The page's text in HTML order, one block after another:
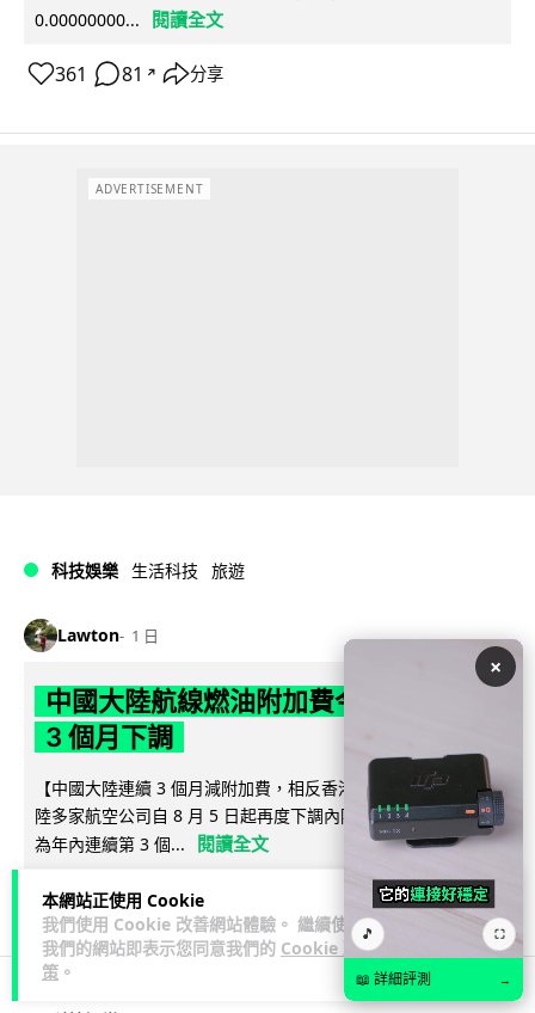
本網站正使用 Cookie
我們使用 Cookie 改善網站體驗。 繼續使用
我們的網站即表示您同意我們的 Cookie 政
策 。
0.00000000...
閱讀全文
361 81 ↗ 分享
ADVERTISEMENT
科技娛樂 生活科技 旅遊
Lawton 1 日
中國大陸航線燃油附加費今日再降 連續
3 個月下調
【中國大陸連續 3 個月減附加費，相反香港不斷加價】中國大
陸多家航空公司自 8 月 5 日起再度下調內陸航線燃油附加費，
為年內連續第 3 個...
閱讀全文
32 5↗ 分享
×
🎵 ⛶
📖 詳細評測 →